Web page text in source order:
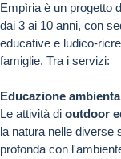
Empìria è un progetto
dai 3 ai 10 anni, con
educative e ludico-
famiglie. Tra i servizi:
Educazione
Le attività di outdoor
la natura nelle diverse
profonda con